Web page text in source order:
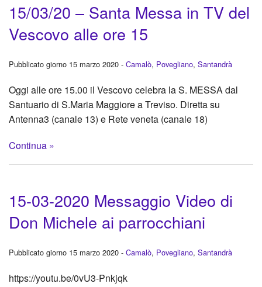
15/03/20 – Santa Messa in TV del
Vescovo alle ore 15
Pubblicato giorno 15 marzo 2020 - Camalò, Povegliano, Santandrà
Oggi alle ore 15.00 il Vescovo celebra la S. MESSA dal
Santuario di S.Maria Maggiore a Treviso. Diretta su
Antenna3 (canale 13) e Rete veneta (canale 18)
Continua »
15-03-2020 Messaggio Video di
Don Michele ai parrocchiani
Pubblicato giorno 15 marzo 2020 - Camalò, Povegliano, Santandrà
https://youtu.be/0vU3-Pnkjqk